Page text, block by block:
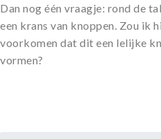
Dan nog één vraagje: rond de
een krans van knoppen. Zou ik
voorkomen dat dit een lelijke
vormen?